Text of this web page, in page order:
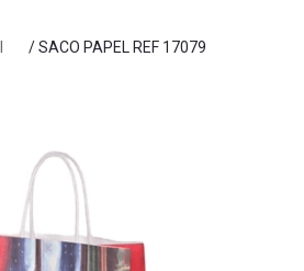
/ SACO PAPEL REF 17079